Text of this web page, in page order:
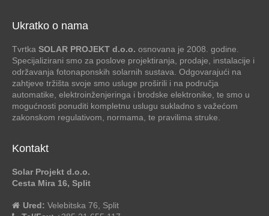
Ukratko o nama
Tvrtka SOLAR PROJEKT d.o.o. osnovana je 2008. godine.
Specijalizirani smo za poslove projektiranja, prodaje, instalacije i
održavanja fotonaponskih solarnih sustava. Odgovarajući na
zahtjeve tržišta svoje smo usluge proširili i na područja
automatike, elektroinženjeringa i brodske elektronike, te smo u
mogućnosti ponuditi kompletnu uslugu sukladno s važećom
zakonskom regulativom, normama, te pravilima struke.
Kontakt
Solar Projekt d.o.o.
Cesta Mira 16, Split
Ured: Velebitska 76, Split